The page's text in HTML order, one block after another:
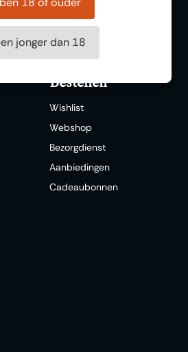
Diner/lunchen
Bestellen
Wishlist
Webshop
Bezorgdienst
Aanbiedingen
Cadeaubonnen
jonger dan 18